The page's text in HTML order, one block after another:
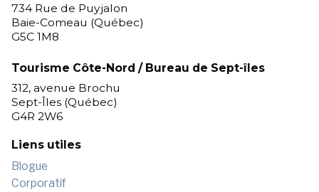
734 Rue de Puyjalon
Baie-Comeau (Québec)
G5C 1M8
Tourisme Côte-Nord / Bureau de Sept-îles
312, avenue Brochu
Sept-Îles (Québec)
G4R 2W6
Liens utiles
Blogue
Corporatif